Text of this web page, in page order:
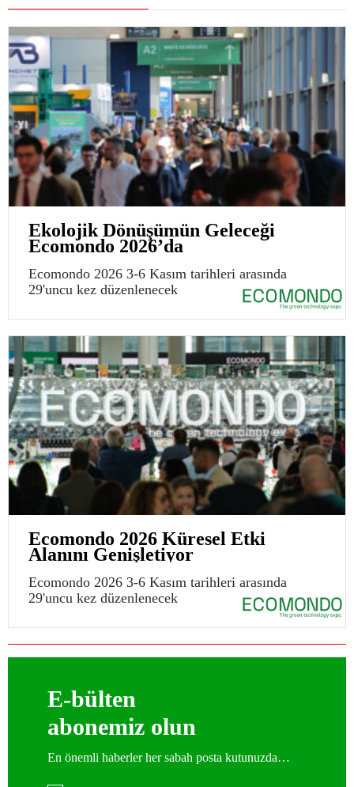
Ekolojik Dönüşümün Geleceği
Ecomondo 2026’da
Ecomondo 2026 3-6 Kasım tarihleri arasında
29'uncu kez düzenlenecek
Ecomondo 2026 Küresel Etki
Alanını Genişletiyor
Ecomondo 2026 3-6 Kasım tarihleri arasında
29'uncu kez düzenlenecek
E-bülten
abonemiz olun
En önemli haberler her sabah posta kutunuzda…